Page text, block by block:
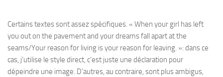
Certains textes sont assez spécifiques. « When your girl has left
you out on the pavement and your dreams fall apart at the
seams/Your reason for living is your reason for leaving. »: dans ce
cas, j’utilise le style direct, c’est juste une déclaration pour
dépeindre une image. D’autres, au contraire, sont plus ambigus,